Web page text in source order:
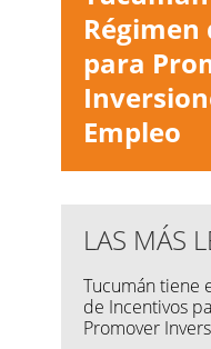
para
Empleo
LAS MÁS
Tucumán tiene
de Incentivos
Promover